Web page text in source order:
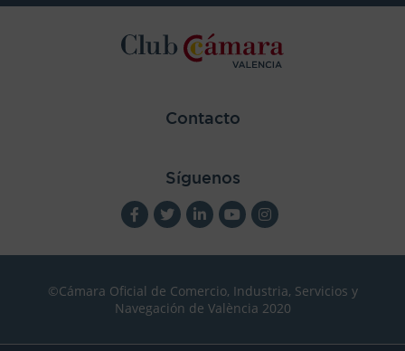
Contacto
Síguenos
©Cámara Oficial de Comercio, Industria, Servicios y
Navegación de València 2020